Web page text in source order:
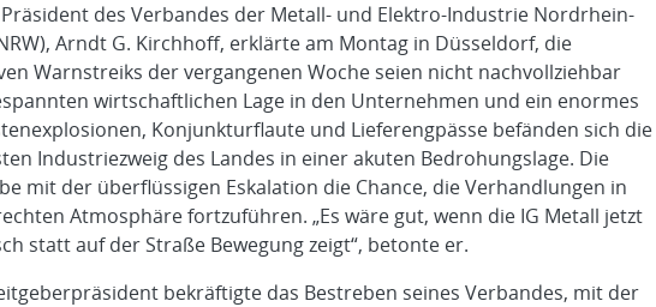
des Verbandes der Metall- und Elektro-Industrie Nordrhein-
Arndt G. Kirchhoff, erklärte am Montag in Düsseldorf, die
Warnstreiks der vergangenen Woche seien nicht nachvollziehbar
wirtschaftlichen Lage in den Unternehmen und ein enormes
Konjunkturflaute und Lieferengpässe befänden sich die
Industriezweig des Landes in einer akuten Bedrohungslage. Die
mit der überflüssigen Eskalation die Chance, die Verhandlungen in
Atmosphäre fortzuführen. „Es wäre gut, wenn die IG Metall jetzt
statt auf der Straße Bewegung zeigt“, betonte er.
bekräftigte das Bestreben seines Verbandes, mit der